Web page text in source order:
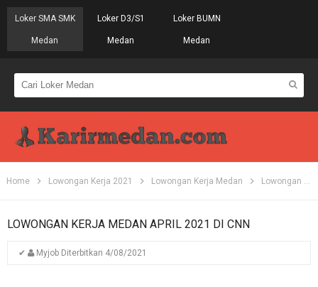
Loker SMA SMK
Medan
Loker D3/S1
Medan
Loker BUMN
Medan
Home Lowongan Kerja 2021 Lowongan Kerja Medan Lowongan Kerja S1
LOWONGAN KERJA MEDAN APRIL 2021 DI CNN
✔ Myjob Diterbitkan 4/08/2021